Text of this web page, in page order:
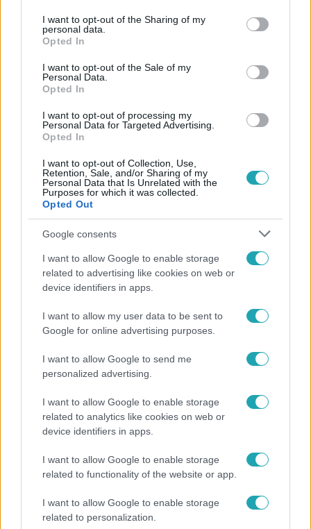
not limited to your visit or usage behaviour. You may click to
grant or deny consent to Google and its third-party tags to
use your data for below specified purposes in below Google
consent section.
I want to opt-out of the Sharing of my
personal data.
Opted In
I want to opt-out of the Sale of my
Personal Data.
Opted In
I want to opt-out of processing my
Personal Data for Targeted Advertising.
Opted In
I want to opt-out of Collection, Use,
Retention, Sale, and/or Sharing of my
Personal Data that Is Unrelated with the
Purposes for which it was collected.
Opted Out
Google consents
I want to allow Google to enable storage
related to advertising like cookies on web or
device identifiers in apps.
I want to allow my user data to be sent to
Google for online advertising purposes.
I want to allow Google to send me
personalized advertising.
I want to allow Google to enable storage
related to analytics like cookies on web or
device identifiers in apps.
I want to allow Google to enable storage
related to functionality of the website or app.
I want to allow Google to enable storage
related to personalization.
Népszerű
Életmód
Gyakori tévhit dől meg a ventilátorról – így
érdemes használni a fizikus szerint